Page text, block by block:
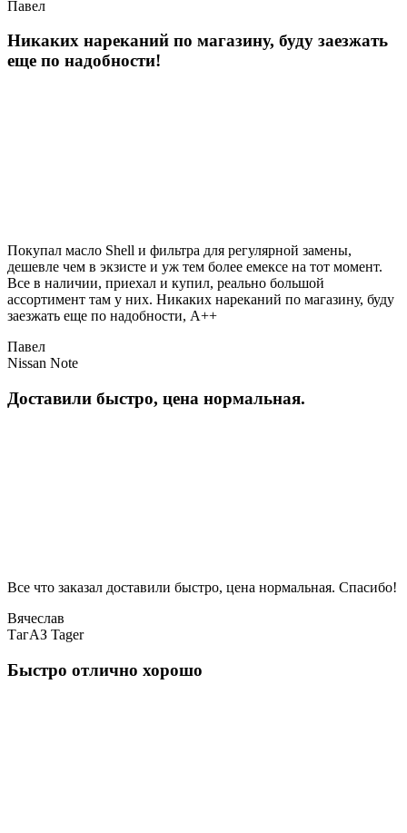
Павел
Никаких нареканий по магазину, буду заезжать
еще по надобности!
Покупал масло Shell и фильтра для регулярной замены,
дешевле чем в экзисте и уж тем более емексе на тот момент.
Все в наличии, приехал и купил, реально большой
ассортимент там у них. Никаких нареканий по магазину, буду
заезжать еще по надобности, A++
Павел
Nissan Note
Доставили быстро, цена нормальная.
Все что заказал доставили быстро, цена нормальная. Спасибо!
Вячеслав
ТагАЗ Tager
Быстро отлично хорошо